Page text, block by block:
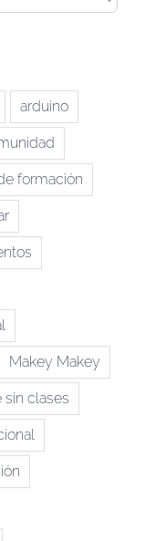
arduino
formación
Makey Makey
sin clases